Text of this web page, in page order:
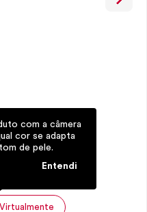
com a câmera
cor se adapta
de pele.
Entendi